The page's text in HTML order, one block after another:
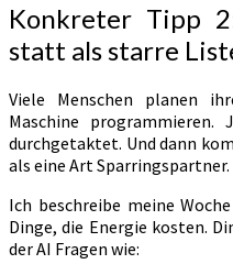
Konkreter Tipp
statt als starre
Viele Menschen planen
Maschine
durchgetaktet. Und dann
als eine Art Sparringspartner.
Ich beschreibe meine
Dinge, die Energie kosten.
der AI Fragen wie: